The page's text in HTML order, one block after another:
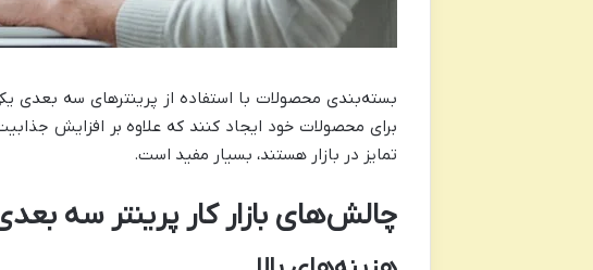
بسته‌بندی محصولات با استفاده از پرینتر‌های سه بعدی
برای محصولات خود ایجاد کنند که علاوه بر افزایش
تمایز در بازار هستند، بسیار مفید است.
چالش‌های بازار کار پرینتر سه